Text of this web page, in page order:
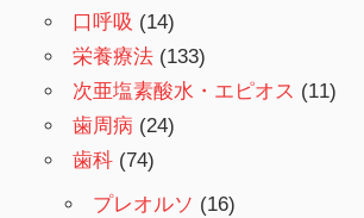
口呼吸 (14)
栄養療法 (133)
次亜塩素酸水・エピオス (11)
歯周病 (24)
歯科 (74)
プレオルソ (16)